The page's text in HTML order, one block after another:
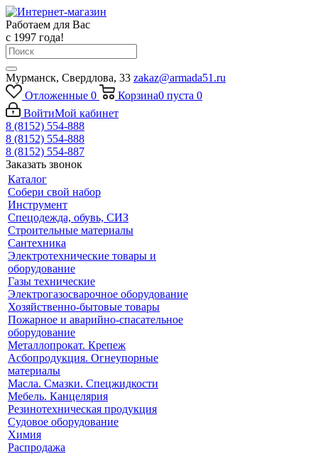
Работаем для Вас
с 1997 года!
Мурманск, Свердлова, 33 zakaz@armada51.ru
Отложенные 0 Корзина0 пуста 0
ВойтиМой кабинет
8 (8152) 554-888
8 (8152) 554-888
8 (8152) 554-887
Заказать звонок
Каталог
Собери свой набор
Инструмент
Спецодежда, обувь, СИЗ
Строительные материалы
Сантехника
Электротехнические товары и
оборудование
Газы технические
Электрогазосварочное оборудование
Хозяйственно-бытовые товары
Пожарное и аварийно-спасательное
оборудование
Металлопрокат. Крепеж
Асбопродукция. Огнеупорные
материалы
Масла. Смазки. Спецжидкости
Мебель. Канцелярия
Резинотехническая продукция
Судовое оборудование
Химия
Распродажа